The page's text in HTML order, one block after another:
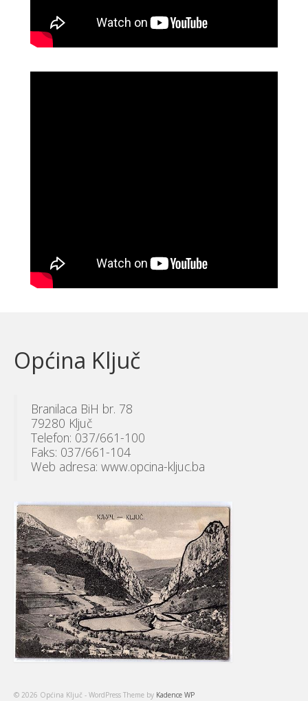
Općina Ključ
Branilaca BiH br. 78
79280 Ključ
Telefon: 037/661-100
Faks: 037/661-104
Web adresa: www.opcina-kljuc.ba
© 2026 Općina Ključ - WordPress Theme by Kadence WP